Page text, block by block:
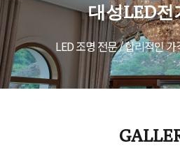
대성LED전
LED 조명 전문 / 합리적인